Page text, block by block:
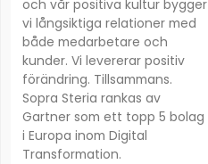
och vår positiva kultur bygger
vi långsiktiga relationer med
både medarbetare och
kunder. Vi levererar positiv
förändring. Tillsammans.
Sopra Steria rankas av
Gartner som ett topp 5 bolag
i Europa inom Digital
Transformation.